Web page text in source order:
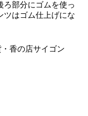
ろ部分にゴムを使っ
ツはゴム仕上げにな
香の店サイゴン